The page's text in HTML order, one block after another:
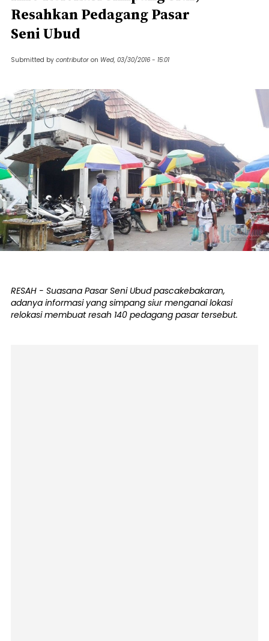
Resahkan Pedagang Pasar
Seni Ubud
Submitted by contributor on Wed, 03/30/2016 - 15:01
RESAH - Suasana Pasar Seni Ubud pascakebakaran,
adanya informasi yang simpang siur menganai lokasi
relokasi membuat resah 140 pedagang pasar tersebut.